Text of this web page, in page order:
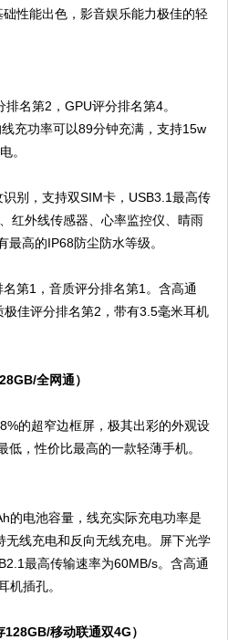
性能出色，影音娱乐能力极佳的轻
名第2，GPU评分排名第4。
充功率可以89分钟充满，支持15w
。
别，支持双SIM卡，USB3.1最高传
红外线传感器、心率监控仪、晴雨
高的IP68防尘防水等级。
第1，音质评分排名第1。含高通
佳评分排名第2，带有3.5毫米耳机
全网通）
的超窄边框屏，极其出彩的外观设
，性价比最高的一款轻薄手机。
的电池容量，线充实际充电功率是
无线充电和反向无线充电。屏下光学
最高传输速率为60MB/s。含高通
机插孔。
移动联通双4G）